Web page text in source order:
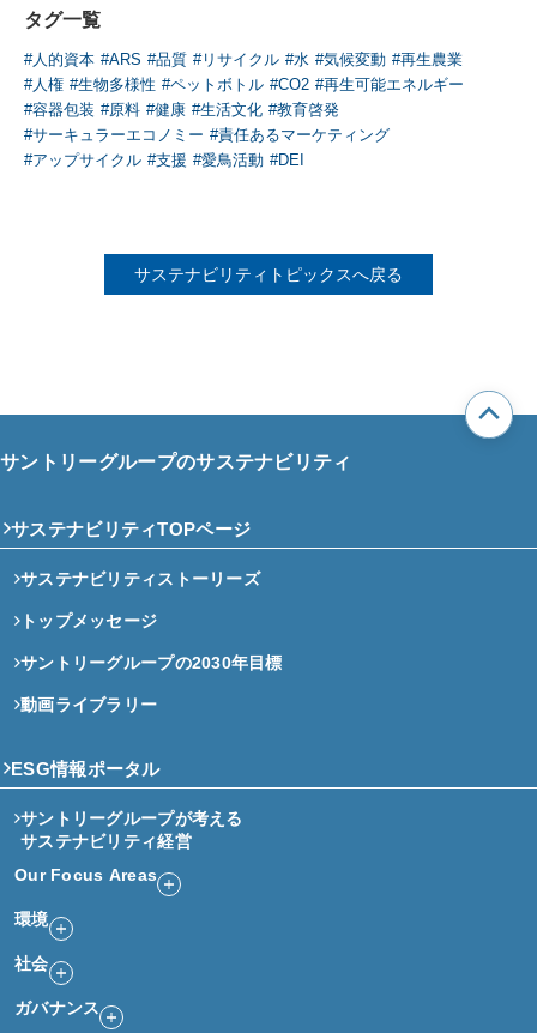
タグ一覧
#人的資本 #ARS #品質 #リサイクル #水 #気候変動 #再生農業
#人権 #生物多様性 #ペットボトル #CO2 #再生可能エネルギー
#容器包装 #原料 #健康 #生活文化 #教育啓発
#サーキュラーエコノミー #責任あるマーケティング
#アップサイクル #支援 #愛鳥活動 #DEI
サステナビリティトピックスへ戻る
サントリーグループのサステナビリティ
サステナビリティTOPページ
サステナビリティストーリーズ
トップメッセージ
サントリーグループの2030年目標
動画ライブラリー
ESG情報ポータル
サントリーグループが考える
サステナビリティ経営
Our Focus Areas
環境
社会
ガバナンス